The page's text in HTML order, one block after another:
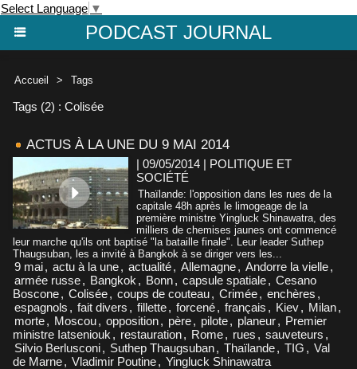
Select Language ▼
PODCAST JOURNAL
Accueil > Tags
Tags (2) : Colisée
ACTUS À LA UNE DU 9 MAI 2014
| 09/05/2014 | POLITIQUE ET
SOCIÉTÉ
Thaïlande: l'opposition dans les rues de la
capitale 48h après le limogeage de la
première ministre Yingluck Shinawatra, des
milliers de chemises jaunes ont commencé
leur marche qu'ils ont baptisé "la bataille finale". Leur leader Suthep
Thaugsuban, les a invité à Bangkok à se diriger vers les...
9 mai, actu à la une, actualité, Allemagne, Andorre la vielle,
armée russe, Bangkok , Bonn, capsule spatiale, Cesano
Boscone, Colisée, coups de couteau, Crimée, enchères ,
espagnols , fait divers , fillette, forcené, français , Kiev, Milan,
morte, Moscou, opposition, père, pilote, planeur, Premier
ministre Iatseniouk , restauration, Rome, rues , sauveteurs ,
Silvio Berlusconi, Suthep Thaugsuban, Thaïlande, TIG , Val
de Marne, Vladimir Poutine, Yingluck Shinawatra